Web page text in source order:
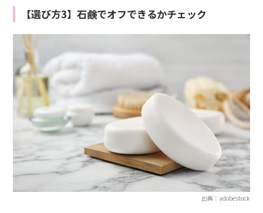
【選び方3】石鹸でオフできるかチェック
出典：adobestock